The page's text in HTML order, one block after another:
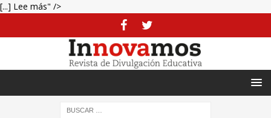
[...] Lee más" />